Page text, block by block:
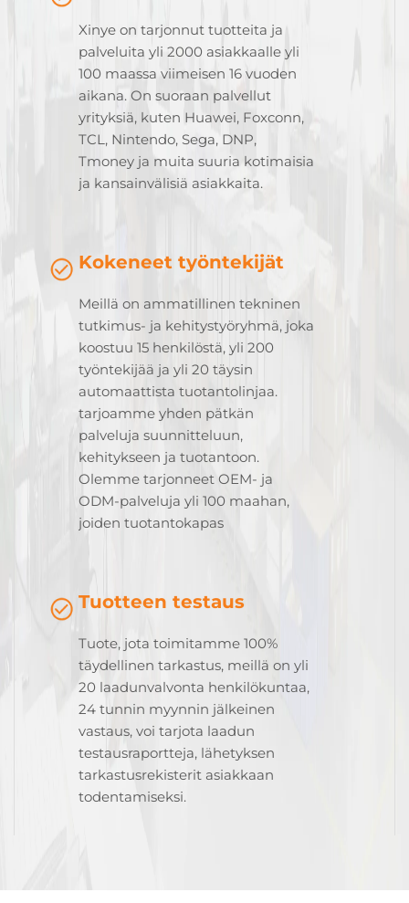
Xinye on tarjonnut tuotteita ja
palveluita yli 2000 asiakkaalle yli
100 maassa viimeisen 16 vuoden
aikana. On suoraan palvellut
yrityksiä, kuten Huawei, Foxconn,
TCL, Nintendo, Sega, DNP,
Tmoney ja muita suuria kotimaisia
ja kansainvälisiä asiakkaita.
Kokeneet työntekijät
Meillä on ammatillinen tekninen
tutkimus- ja kehitystyöryhmä, joka
koostuu 15 henkilöstä, yli 200
työntekijää ja yli 20 täysin
automaattista tuotantolinjaa.
tarjoamme yhden pätkän
palveluja suunnitteluun,
kehitykseen ja tuotantoon.
Olemme tarjonneet OEM- ja
ODM-palveluja yli 100 maahan,
joiden tuotantokapas
Tuotteen testaus
Tuote, jota toimitamme 100%
täydellinen tarkastus, meillä on yli
20 laadunvalvonta henkilökuntaa,
24 tunnin myynnin jälkeinen
vastaus, voi tarjota laadun
testausraportteja, lähetyksen
tarkastusrekisterit asiakkaan
todentamiseksi.